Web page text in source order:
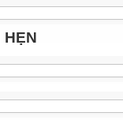
HẸN